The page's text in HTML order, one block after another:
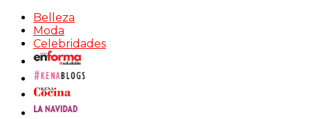
Belleza
Moda
Celebridades